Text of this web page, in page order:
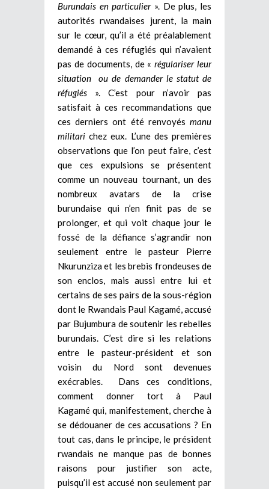
Burundais en particulier». De plus, les
autorités rwandaises jurent, la main
sur le cœur, qu’il a été préalablement
demandé à ces réfugiés qui n’avaient
pas de documents, de «régulariser leur
situation ou de demander le statut de
réfugiés ». C’est pour n’avoir pas
satisfait à ces recommandations que
ces derniers ont été renvoyés manu
militari chez eux. L’une des premières
observations que l’on peut faire, c’est
que ces expulsions se présentent
comme un nouveau tournant, un des
nombreux avatars de la crise
burundaise qui n’en finit pas de se
prolonger, et qui voit chaque jour le
fossé de la défiance s’agrandir non
seulement entre le pasteur Pierre
Nkurunziza et les brebis frondeuses de
son enclos, mais aussi entre lui et
certains de ses pairs de la sous-région
dont le Rwandais Paul Kagamé, accusé
par Bujumbura de soutenir les rebelles
burundais. C’est dire si les relations
entre le pasteur-président et son
voisin du Nord sont devenues
exécrables. Dans ces conditions,
comment donner tort à Paul
Kagamé qui, manifestement, cherche à
se dédouaner de ces accusations ? En
tout cas, dans le principe, le président
rwandais ne manque pas de bonnes
raisons pour justifier son acte,
puisqu’il est accusé non seulement par